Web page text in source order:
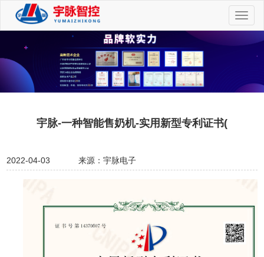
切
换
宇脉-一种智能售奶机-实用新型专利证书(
2022-04-03 来源：宇脉电子